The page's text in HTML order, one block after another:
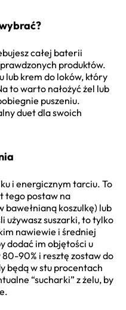
całej baterii
produktów.
lub krem do loków, który
to warto nałożyć żel lub
puszeniu.
duet dla swoich
i energicznym tarciu. To
tego postaw na
bawełnianą koszulkę) lub
używasz suszarki, to tylko
nawiewie i średniej
dodać im objętości u
90% i resztę zostaw do
będą w stu procentach
“sucharki” z żelu, by